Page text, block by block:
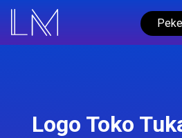
Logo Toko